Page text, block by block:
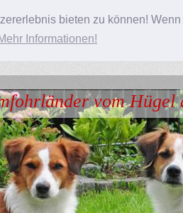
bieten zu können!
Informationen!
vom Hügel